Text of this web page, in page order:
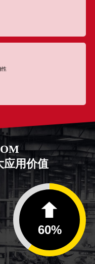
性
应用价值
60%